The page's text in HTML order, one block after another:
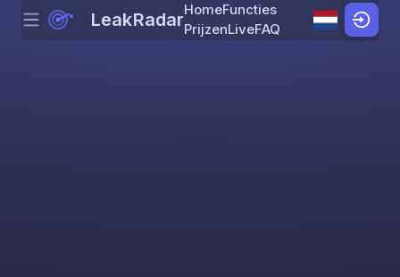
Skip to content
Menu LeakRadarHomeFuncties
PrijzenLiveFAQ